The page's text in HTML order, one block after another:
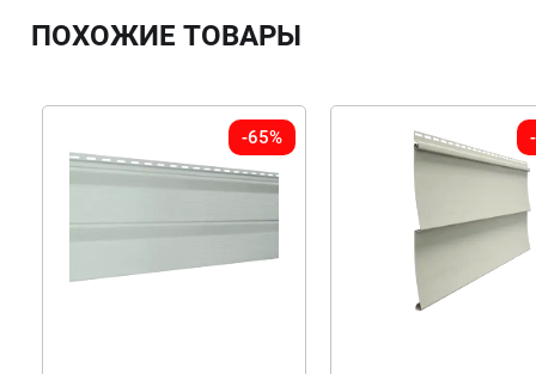
ПОХОЖИЕ ТОВАРЫ
-65%